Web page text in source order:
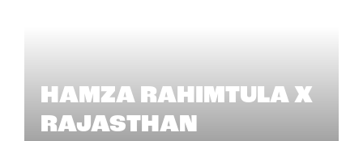
HAMZA RAHIMTULA X
RAJASTHAN